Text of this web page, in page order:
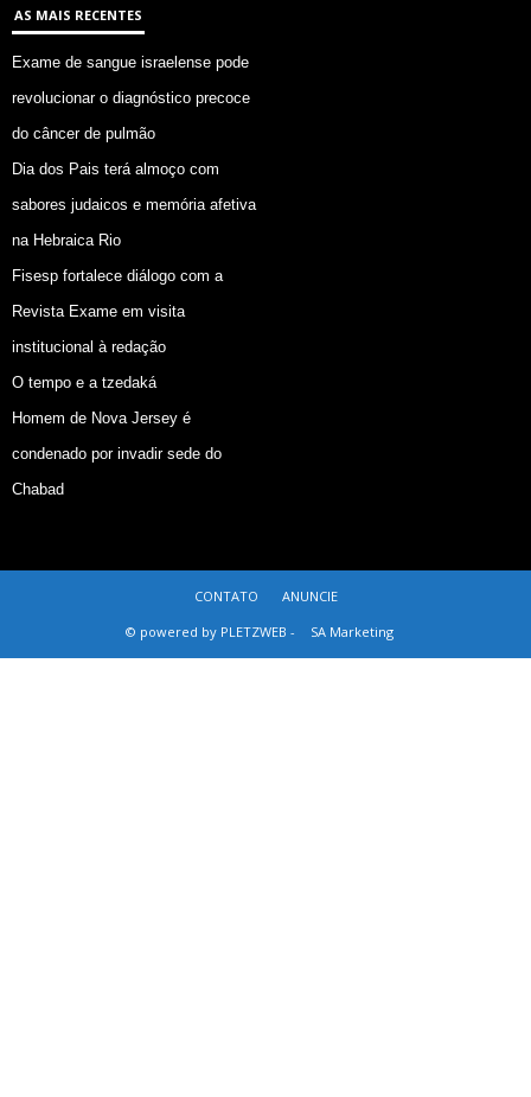
AS MAIS RECENTES
Exame de sangue israelense pode
revolucionar o diagnóstico precoce
do câncer de pulmão
Dia dos Pais terá almoço com
sabores judaicos e memória afetiva
na Hebraica Rio
Fisesp fortalece diálogo com a
Revista Exame em visita
institucional à redação
O tempo e a tzedaká
Homem de Nova Jersey é
condenado por invadir sede do
Chabad
CONTATO
ANUNCIE
© powered by PLETZWEB -
SA Marketing